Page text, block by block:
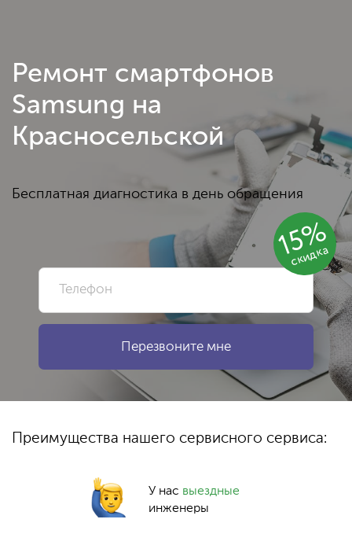
15%
скидка
Ремонт смартфонов
Samsung на
Красносельской
Бесплатная диагностика в день обращения
Преимущества нашего сервисного сервиса:
У нас выездные
инженеры